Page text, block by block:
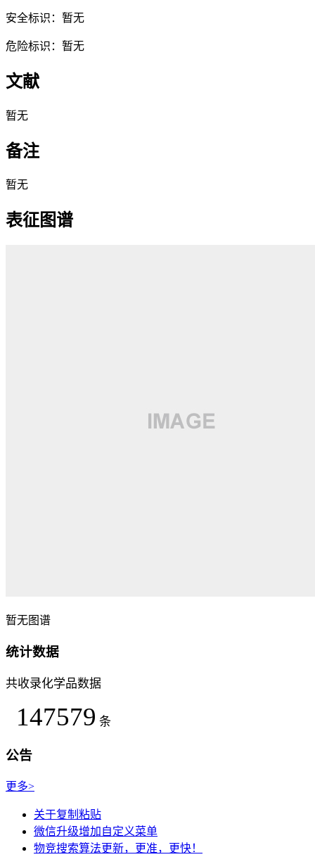
安全标识：暂无
危险标识：暂无
文献
暂无
备注
暂无
表征图谱
暂无图谱
统计数据
共收录化学品数据
147579 条
公告
更多>
关于复制粘贴
微信升级增加自定义菜单
物竞搜索算法更新，更准，更快！